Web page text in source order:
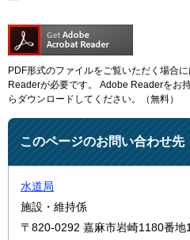
PDF形式のファイルをご覧いただく場合
Readerが必要です。
Adobe Readerをお
らダウンロードしてください。（無料）
このページのお問い合わせ先
水道局
施設・維持係
〒820-0292 嘉麻市岩崎1180番地1